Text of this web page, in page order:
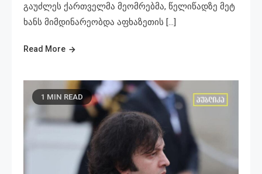
გაუძლეს ქართველმა მეომრებმა, წელიწადზე მეტ
ხანს მიმდინარეობდა აფხაზეთის […]
Read More
1 MIN READ